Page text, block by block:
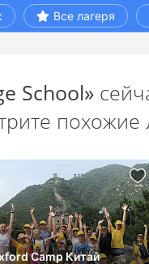
Все лагеря
School»
похожие
Camp Китай